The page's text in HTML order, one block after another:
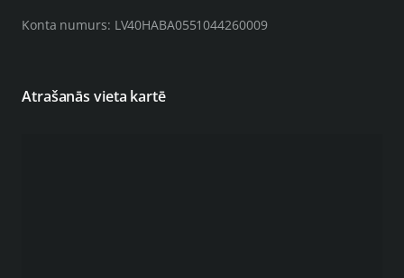
Konta numurs: LV40HABA0551044260009
Atrašanās vieta kartē